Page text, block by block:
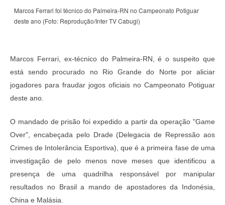
Marcos Ferrari foi técnico do Palmeira-RN no Campeonato Potiguar
deste ano (Foto: Reprodução/Inter TV Cabugi)
Marcos Ferrari, ex-técnico do Palmeira-RN, é o suspeito que
está sendo procurado no Rio Grande do Norte por aliciar
jogadores para fraudar jogos oficiais no Campeonato Potiguar
deste ano.
O mandado de prisão foi expedido a partir da operação "Game
Over", encabeçada pelo Drade (Delegacia de Repressão aos
Crimes de Intolerância Esportiva), que é a primeira fase de uma
investigação de pelo menos nove meses que identificou a
presença de uma quadrilha responsável por manipular
resultados no Brasil a mando de apostadores da Indonésia,
China e Malásia.